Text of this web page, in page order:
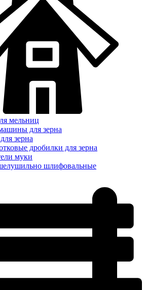
мельниц
для зерна
зерна
дробилки для зерна
муки
шлифовальные